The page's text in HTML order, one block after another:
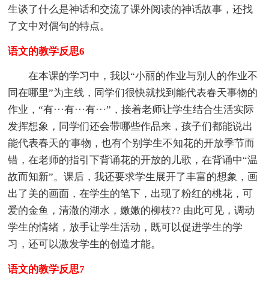
生谈了什么是神话和交流了课外阅读的神话故事，还找
了文中对偶句的特点。
语文的教学反思6
在本课的学习中，我以“小丽的作业与别人的作业不
同在哪里”为主线，同学们很快就找到能代表春天事物的
作业，“有···有···有···”，接着老师让学生结合生活实际
发挥想象，同学们还会带哪些作品来，孩子们都能说出
能代表春天的'事物，也有个别学生不知花的开放季节而
错，在老师的指引下背诵花的开放的儿歌，在背诵中“温
故而知新”。课后，我还要求学生展开了丰富的想象，画
出了美的画面，在学生的笔下，出现了粉红的桃花，可
爱的金鱼，清澈的湖水，嫩嫩的柳枝?? 由此可见，调动
学生的情绪，放手让学生活动，既可以促进学生的学
习，还可以激发学生的创造才能。
语文的教学反思7